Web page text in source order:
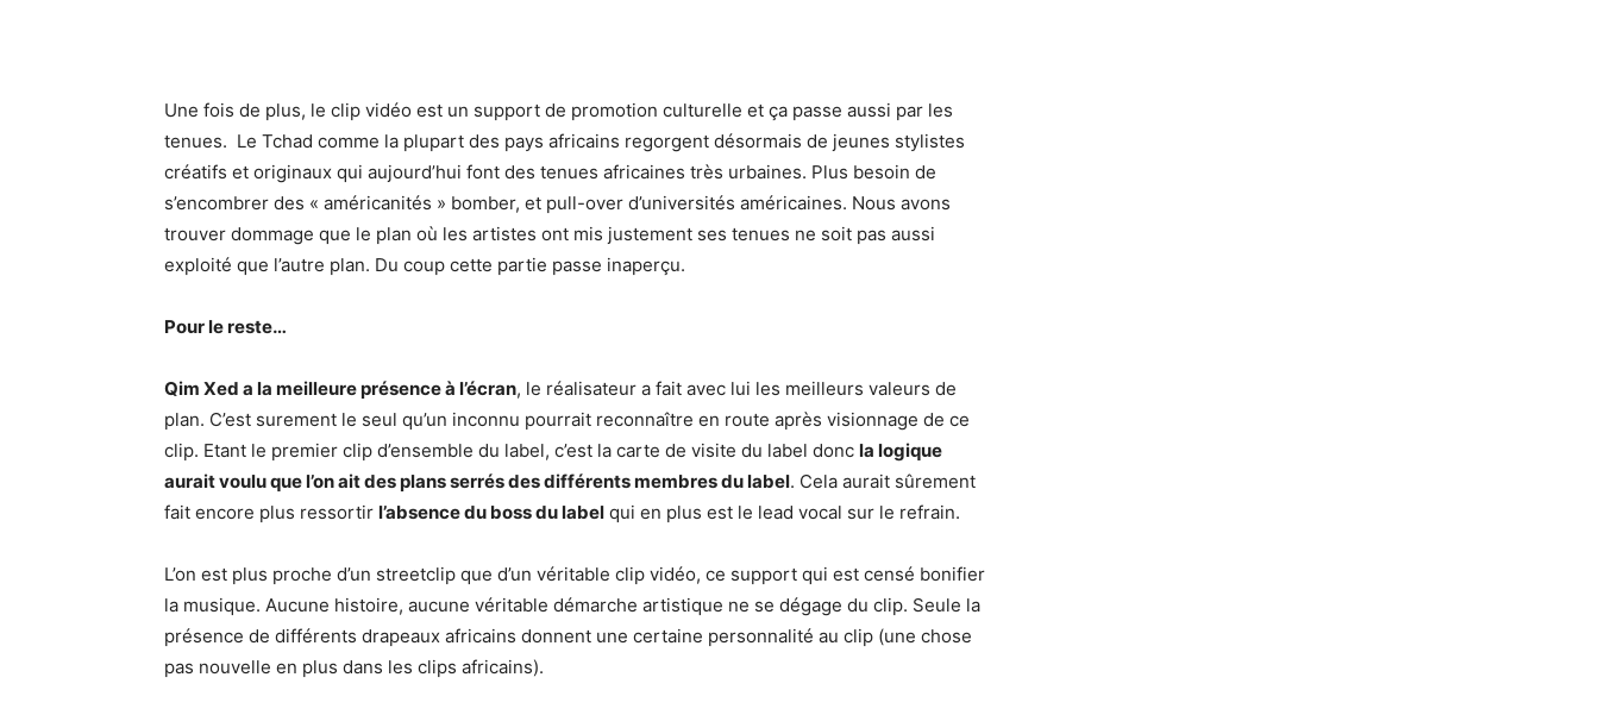
Une fois de plus, le clip vidéo est un support de promotion culturelle et ça passe aussi par les
tenues. Le Tchad comme la plupart des pays africains regorgent désormais de jeunes stylistes
créatifs et originaux qui aujourd’hui font des tenues africaines très urbaines. Plus besoin de
s’encombrer des « américanités » bomber, et pull-over d’universités américaines. Nous avons
trouver dommage que le plan où les artistes ont mis justement ses tenues ne soit pas aussi
exploité que l’autre plan. Du coup cette partie passe inaperçu.
Pour le reste…
Qim Xed a la meilleure présence à l’écran, le réalisateur a fait avec lui les meilleurs valeurs de
plan. C’est surement le seul qu’un inconnu pourrait reconnaître en route après visionnage de ce
clip. Etant le premier clip d’ensemble du label, c’est la carte de visite du label donc la logique
aurait voulu que l’on ait des plans serrés des différents membres du label. Cela aurait sûrement
fait encore plus ressortir l’absence du boss du label qui en plus est le lead vocal sur le refrain.
L’on est plus proche d’un streetclip que d’un véritable clip vidéo, ce support qui est censé bonifier
la musique. Aucune histoire, aucune véritable démarche artistique ne se dégage du clip. Seule la
présence de différents drapeaux africains donnent une certaine personnalité au clip (une chose
pas nouvelle en plus dans les clips africains).